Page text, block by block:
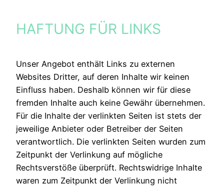
HAFTUNG FÜR LINKS
Unser Angebot enthält Links zu externen
Websites Dritter, auf deren Inhalte wir keinen
Einfluss haben. Deshalb können wir für diese
fremden Inhalte auch keine Gewähr übernehmen.
Für die Inhalte der verlinkten Seiten ist stets der
jeweilige Anbieter oder Betreiber der Seiten
verantwortlich. Die verlinkten Seiten wurden zum
Zeitpunkt der Verlinkung auf mögliche
Rechtsverstöße überprüft. Rechtswidrige Inhalte
waren zum Zeitpunkt der Verlinkung nicht